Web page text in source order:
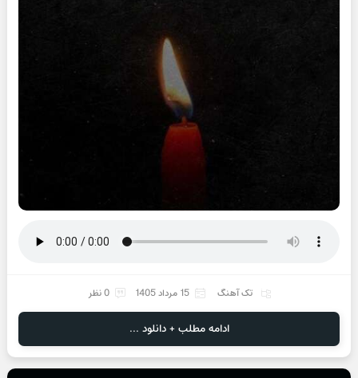
تک آهنگ 15 مرداد 1405 0 نظر
ادامه مطلب + دانلود ...